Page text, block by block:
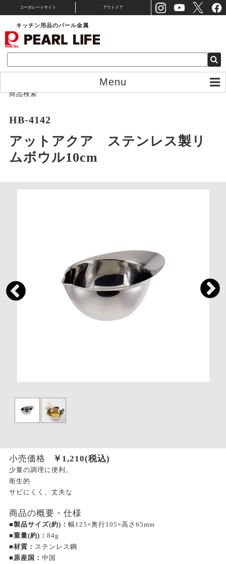
コーポレートサイト アウトドア
キッチン用品のパール金属
Menu
商品検索
HB-4142
アットアクア ステンレス製リ
ムボウル10cm
小売価格 ￥ 1,210(税込)
少量の調理に便利。
衛生的
サビにくく、丈夫な
商品の概要・仕様
■製品サイズ(約)： 幅125×奥行105×高さ65mm
■重量(約)： 84g
■材質： ステンレス鋼
■原産国： 中国